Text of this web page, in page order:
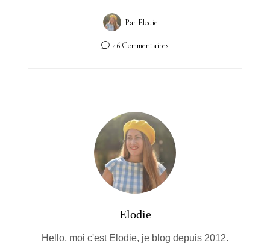
Par Elodie
46 Commentaires
Elodie
Hello, moi c'est Elodie, je blog depuis 2012.